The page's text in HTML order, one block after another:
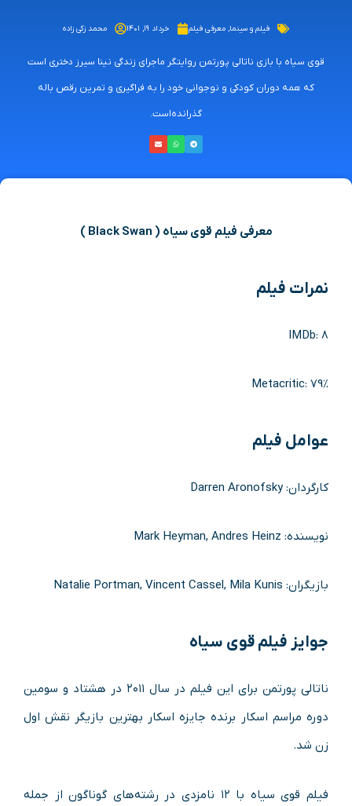
فیلم و سینما, معرفی فیلم خرداد ۱۹, ۱۴۰۱ محمد زکی زاده
قوی سیاه با بازی ناتالی پورتمن روایتگر ماجرای زندگی نینا سیرز دختری است
که همه دوران کودکی و نوجوانی خود را به فراگیری و تمرین رقص باله
گذرانده‌است.
معرفی فیلم قوی سیاه ( Black Swan )
نمرات فیلم
IMDb: 8
Metacritic: 79%
عوامل فیلم
کارگردان: Darren Aronofsky
نویسنده: Mark Heyman, Andres Heinz
بازیگران: Natalie Portman, Vincent Cassel, Mila Kunis
جوایز فیلم قوی سیاه
ناتالی پورتمن برای این فیلم در سال ۲۰۱۱ در هشتاد و سومین
دوره مراسم اسکار برنده جایزه اسکار بهترین بازیگر نقش اول
زن شد.
فیلم قوی سیاه با ۱۲ نامزدی در رشته‌های گوناگون از جمله